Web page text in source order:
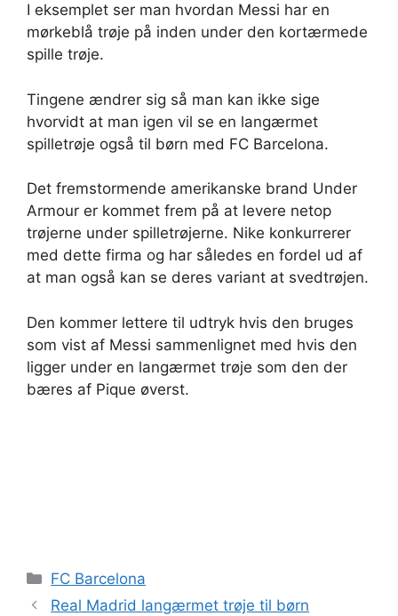
I eksemplet ser man hvordan Messi har en
mørkeblå trøje på inden under den kortærmede
spille trøje.
Tingene ændrer sig så man kan ikke sige
hvorvidt at man igen vil se en langærmet
spilletrøje også til børn med FC Barcelona.
Det fremstormende amerikanske brand Under
Armour er kommet frem på at levere netop
trøjerne under spilletrøjerne. Nike konkurrerer
med dette firma og har således en fordel ud af
at man også kan se deres variant at svedtrøjen.
Den kommer lettere til udtryk hvis den bruges
som vist af Messi sammenlignet med hvis den
ligger under en langærmet trøje som den der
bæres af Pique øverst.
Kategorier
FC Barcelona
Real Madrid langærmet trøje til børn